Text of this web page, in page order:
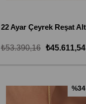
₺45.611,54
₺53.390,16
%34